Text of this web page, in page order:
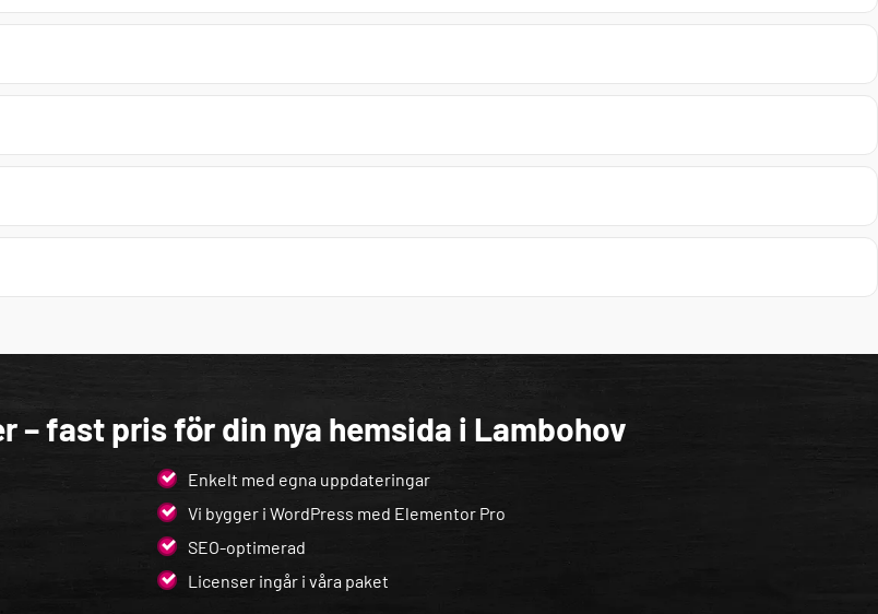
– fast pris för din nya hemsida i Lambohov
Enkelt med egna uppdateringar
Vi bygger i WordPress med Elementor Pro
SEO-optimerad
Licenser ingår i våra paket